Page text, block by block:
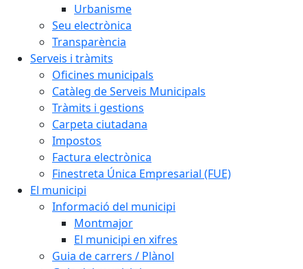
Urbanisme
Seu electrònica
Transparència
Serveis i tràmits
Oficines municipals
Catàleg de Serveis Municipals
Tràmits i gestions
Carpeta ciutadana
Impostos
Factura electrònica
Finestreta Única Empresarial (FUE)
El municipi
Informació del municipi
Montmajor
El municipi en xifres
Guia de carrers / Plànol